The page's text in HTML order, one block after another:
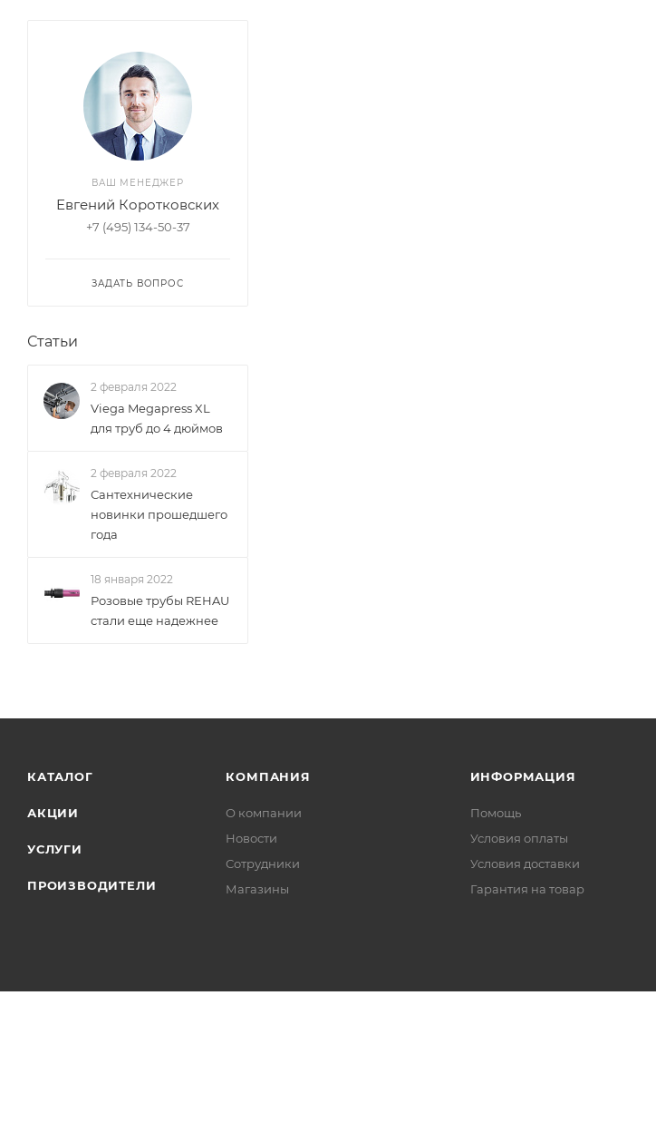
ВАШ МЕНЕДЖЕР
Евгений Коротковских
+7 (495) 134-50-37
ЗАДАТЬ ВОПРОС
Статьи
2 февраля 2022
Viega Megapress XL
для труб до 4 дюймов
2 февраля 2022
Сантехнические
новинки прошедшего
года
18 января 2022
Розовые трубы REHAU
стали еще надежнее
КАТАЛОГ
АКЦИИ
УСЛУГИ
ПРОИЗВОДИТЕЛИ
КОМПАНИЯ
О компании
Новости
Сотрудники
Магазины
ИНФОРМАЦИЯ
Помощь
Условия оплаты
Условия доставки
Гарантия на товар